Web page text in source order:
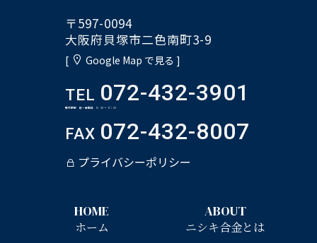
〒597-0094
大阪府貝塚市二色南町3-9
[ Google Map で見る ]
TEL 072-432-3901
受付時間 月～金曜日 8：30 ～ 17：00
FAX 072-432-8007
プライバシーポリシー
HOME
ホーム
ABOUT
ニシキ合金とは